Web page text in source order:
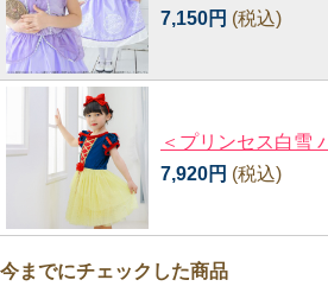
7,150円 (税込)
＜プリンセス白雪
7,920円 (税込)
今までにチェックした商品